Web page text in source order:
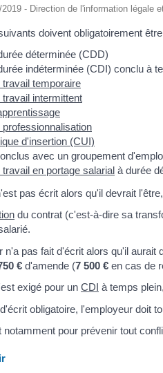
- Direction de l'information légale
doivent obligatoirement
déterminée (CDD)
indéterminée (CDI) conclu à
travail temporaire
intermittent
d'insertion (CUI)
avec un groupement
en portage salarial à durée
pas écrit alors qu'il devrait
du contrat (c'est-à-dire sa
n'a pas fait d'écrit alors qu'il aurait
€ d'amende (7 500 € en cas de
exigé pour un CDI à temps
obligatoire, l'employeur doit
notamment pour prévenir tout